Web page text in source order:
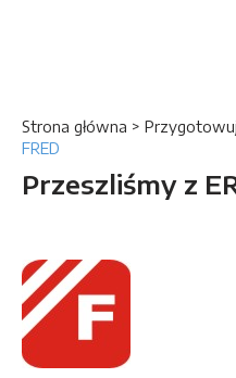
Strona główna >
FRED
Przeszliśmy z